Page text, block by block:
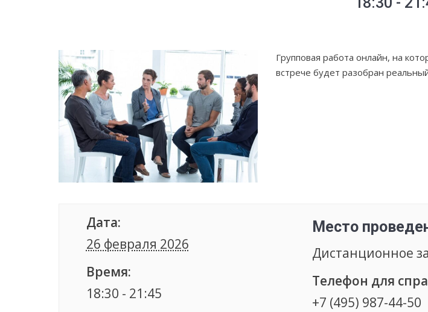
Групповая работа онлайн, на
встрече будет разобран
Дата:
26 февраля 2026
Время:
18:30 - 21:45
Место
Дистанционное
Телефон для
+7 (495) 987-44-50